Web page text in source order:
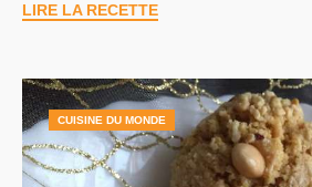
LIRE LA RECETTE
CUISINE DU MONDE